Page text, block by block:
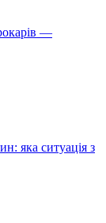
—
яка ситуація з